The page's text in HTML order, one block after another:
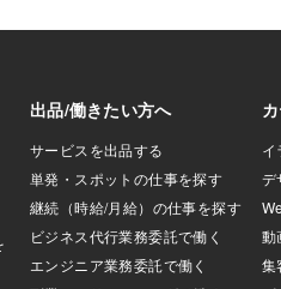
ため、立ち
ツにしてい
ォルト時に
ようにモデリ